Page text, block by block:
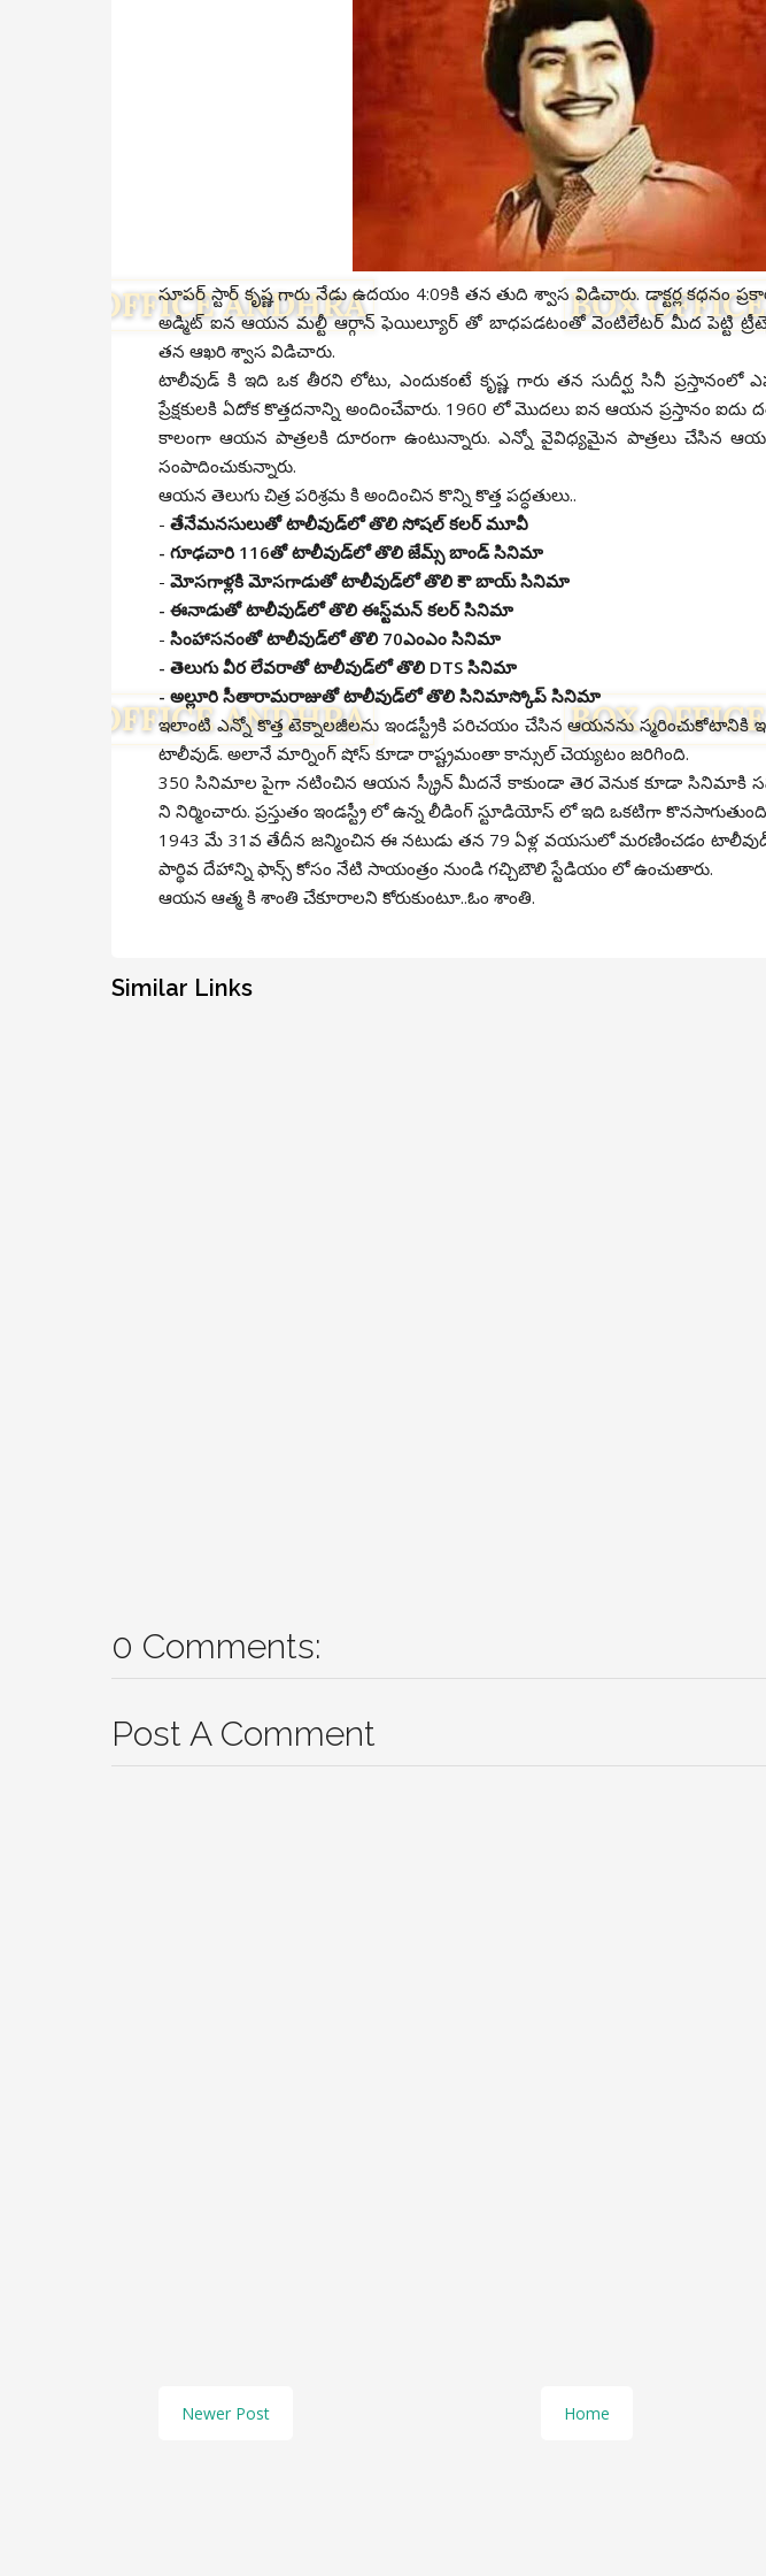
సూపర్ స్టార్ కృష్ణ గారు నేడు ఉదయం 4:09కి తన తుది శ్వాస విడిచారు. డాక్టర్ల కధనం
అడ్మిట్ ఐన ఆయన మల్టీ ఆర్గాన్ ఫెయిల్యూర్ తో బాధపడటంతో వెంటిలేటర్ మీద పెట్టి
తన ఆఖరి శ్వాస విడిచారు.
టాలీవుడ్ కి ఇది ఒక తీరని లోటు, ఎందుకంటే కృష్ణ గారు తన సుదీర్ఘ సినీ ప్రస్తానంలో
ప్రేక్షకులకి ఏదోక కొత్తదనాన్ని అందించేవారు. 1960 లో మొదలు ఐన ఆయన ప్రస్తానం
కాలంగా ఆయన పాత్రలకి దూరంగా ఉంటున్నారు. ఎన్నో వైవిధ్యమైన పాత్రలు చేసిన
సంపాదించుకున్నారు.
ఆయన తెలుగు చిత్ర పరిశ్రమ కి అందించిన కొన్ని కొత్త పద్ధతులు..
- తేనేమనసులుతో టాలీవుడ్‌లో తొలి సోషల్ కలర్ మూవీ
- గూఢచారి 116తో టాలీవుడ్‌లో తొలి జేమ్స్ బాండ్ సినిమా
- మోసగాళ్లకి మోసగాడుతో టాలీవుడ్‌లో తొలి కౌ బాయ్ సినిమా
- ఈనాడుతో టాలీవుడ్‌లో తొలి ఈస్ట్‌మన్ కలర్ సినిమా
- సింహాసనంతో టాలీవుడ్‌లో తొలి 70ఎంఎం సినిమా
- తెలుగు వీర లేవరాతో టాలీవుడ్‌లో తొలి DTS సినిమా
- అల్లూరి సీతారామరాజుతో టాలీవుడ్‌లో తొలి సినిమాస్కోప్ సినిమా
ఇలాంటి ఎన్నో కొత్త టెక్నాలజీలను ఇండస్ట్రీకి పరిచయం చేసిన ఆయనను స్మరించుకోటానికి
టాలీవుడ్. అలానే మార్నింగ్ షోస్ కూడా రాష్ట్రమంతా కాన్సుల్ చెయ్యటం జరిగింది.
350 సినిమాల పైగా నటించిన ఆయన స్క్రీన్ మీదనే కాకుండా తెర వెనుక కూడా
ని నిర్మించారు. ప్రస్తుతం ఇండస్ట్రీ లో ఉన్న లీడింగ్ స్టూడియోస్ లో ఇది ఒకటిగా
1943 మే 31వ తేదీన జన్మించిన ఈ నటుడు తన 79 ఏళ్ల వయసులో మరణించడం
పార్థివ దేహాన్ని ఫాన్స్ కోసం నేటి సాయంత్రం నుండి గచ్చిబౌలి స్టేడియం లో ఉంచుతారు.
ఆయన ఆత్మ కి శాంతి చేకూరాలని కోరుకుంటూ..ఓం శాంతి.
Similar Links
0 Comments:
Post A Comment
Newer Post Home
FacebookTwitter